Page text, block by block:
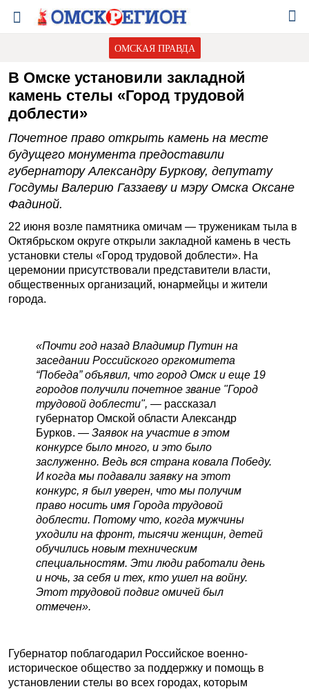
ОМСКАЯ ПРАВДА
В Омске установили закладной
камень стелы «Город трудовой
доблести»
Почетное право открыть камень на месте
будущего монумента предоставили
губернатору Александру Буркову, депутату
Госдумы Валерию Газзаеву и мэру Омска Оксане
Фадиной.
22 июня возле памятника омичам — труженикам тыла в
Октябрьском округе открыли закладной камень в честь
установки стелы «Город трудовой доблести». На
церемонии присутствовали представители власти,
общественных организаций, юнармейцы и жители
города.
«Почти год назад Владимир Путин на
заседании Российского оргкомитета
“Победа” объявил, что город Омск и еще 19
городов получили почетное звание "Город
трудовой доблести", — рассказал
губернатор Омской области Александр
Бурков. — Заявок на участие в этом
конкурсе было много, и это было
заслуженно. Ведь вся страна ковала Победу.
И когда мы подавали заявку на этот
конкурс, я был уверен, что мы получим
право носить имя Города трудовой
доблести. Потому что, когда мужчины
уходили на фронт, тысячи женщин, детей
обучились новым техническим
специальностям. Эти люди работали день
и ночь, за себя и тех, кто ушел на войну.
Этот трудовой подвиг омичей был
отмечен».
Губернатор поблагодарил Российское военно-
историческое общество за поддержку и помощь в
установлении стелы во всех городах, которым